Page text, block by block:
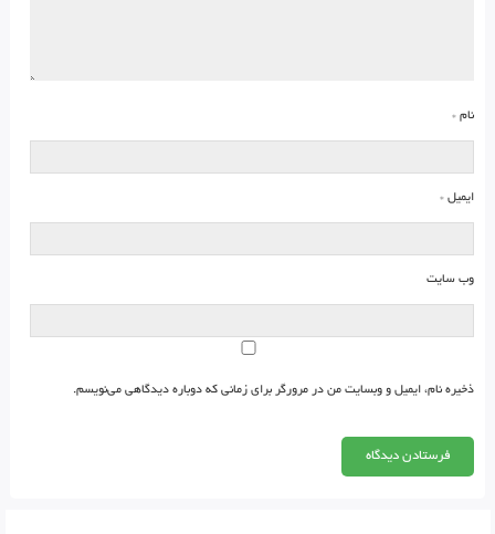
نام *
ایمیل *
وب‌ سایت
ذخیره نام، ایمیل و وبسایت من در مرورگر برای زمانی که دوباره دیدگاهی می‌نویسم.